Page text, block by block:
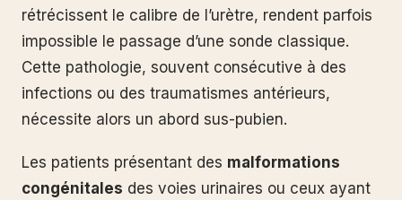
rétrécissent le calibre de l’urètre, rendent parfois
impossible le passage d’une sonde classique.
Cette pathologie, souvent consécutive à des
infections ou des traumatismes antérieurs,
nécessite alors un abord sus-pubien.
Les patients présentant des malformations
congénitales des voies urinaires ou ceux ayant